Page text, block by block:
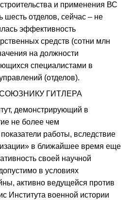
и применения ВС
отделов, сейчас – не
эффективность
средств (сотни млн
на должности
специалистами в
(отделов).
ГИТЛЕРА
демонстрирующий в
не более чем
работы, вследствие
в ближайшее время еще
своей научной
в условиях
активно ведущейся против
Института военной истории